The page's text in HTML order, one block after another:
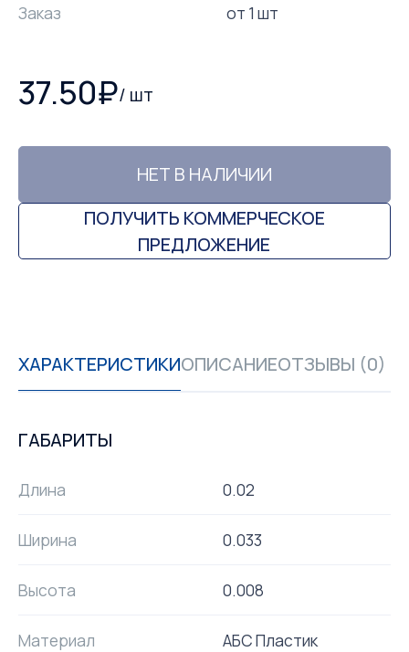
Заказ от 1 шт
37.50₽/ шт
НЕТ В НАЛИЧИИ
ПОЛУЧИТЬ КОММЕРЧЕСКОЕ
ПРЕДЛОЖЕНИЕ
ХАРАКТЕРИСТИКИОПИСАНИЕОТЗЫВЫ (0)
ГАБАРИТЫ
Длина 0.02
Ширина 0.033
Высота 0.008
Материал АБС Пластик